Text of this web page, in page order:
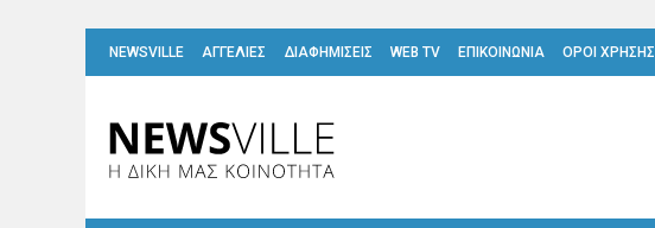
NEWSVILLE ΑΓΓΕΛΙΕΣ ΔΙΑΦΗΜΙΣΕΙΣ WEB TV ΕΠΙΚΟΙΝΩΝΙΑ ΟΡΟΙ ΧΡΗΣΗΣ